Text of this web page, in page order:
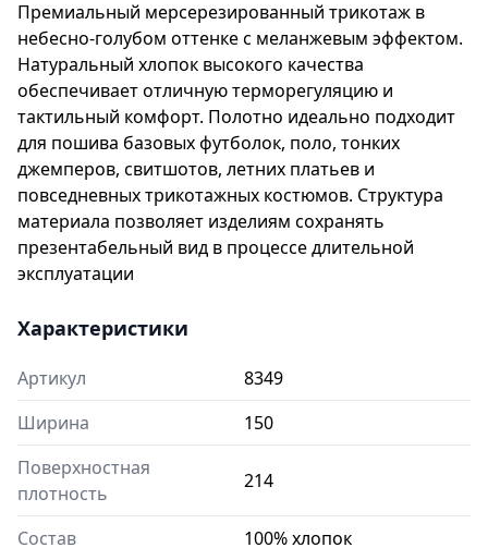
Премиальный мерсерезированный трикотаж в
небесно-голубом оттенке с меланжевым эффектом.
Натуральный хлопок высокого качества
обеспечивает отличную терморегуляцию и
тактильный комфорт. Полотно идеально подходит
для пошива базовых футболок, поло, тонких
джемперов, свитшотов, летних платьев и
повседневных трикотажных костюмов. Структура
материала позволяет изделиям сохранять
презентабельный вид в процессе длительной
эксплуатации
Характеристики
Артикул
8349
Ширина
150
Поверхностная
плотность
214
Состав 100% хлопок